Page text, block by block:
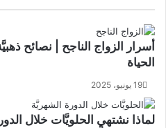
أسرار الزواج الناجح | نصائح
الحياة
19 يونيو، 2025
لماذا نشتهي الحلويَّات خلال